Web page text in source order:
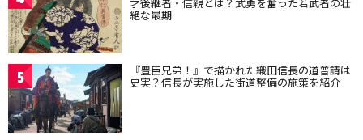
絶な最期
5 『豊臣兄弟！』で描かれた織田信長の道普請は
史実？信長が実施した街道整備の施策を紹介